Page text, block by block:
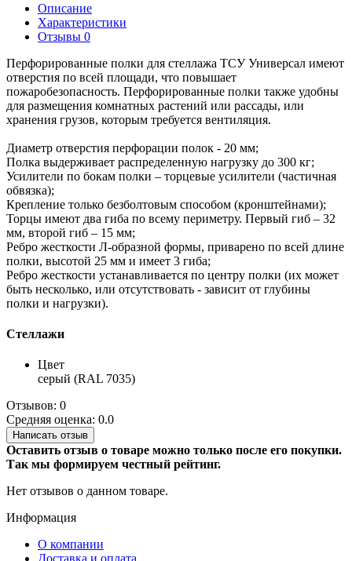
Описание
Характеристики
Отзывы 0
Перфорированные полки для стеллажа ТСУ Универсал имеют
отверстия по всей площади, что повышает
пожаробезопасность. Перфорированные полки также удобны
для размещения комнатных растений или рассады, или
хранения грузов, которым требуется вентиляция.
Диаметр отверстия перфорации полок - 20 мм;
Полка выдерживает распределенную нагрузку до 300 кг;
Усилители по бокам полки – торцевые усилители (частичная
обвязка);
Крепление только безболтовым способом (кронштейнами);
Торцы имеют два гиба по всему периметру. Первый гиб – 32
мм, второй гиб – 15 мм;
Ребро жесткости Л-образной формы, приварено по всей длине
полки, высотой 25 мм и имеет 3 гиба;
Ребро жесткости устанавливается по центру полки (их может
быть несколько, или отсутствовать - зависит от глубины
полки и нагрузки).
Стеллажи
Цвет
серый (RAL 7035)
Отзывов: 0
Средняя оценка: 0.0
Написать отзыв
Оставить отзыв о товаре можно только после его покупки.
Так мы формируем честный рейтинг.
Нет отзывов о данном товаре.
Информация
О компании